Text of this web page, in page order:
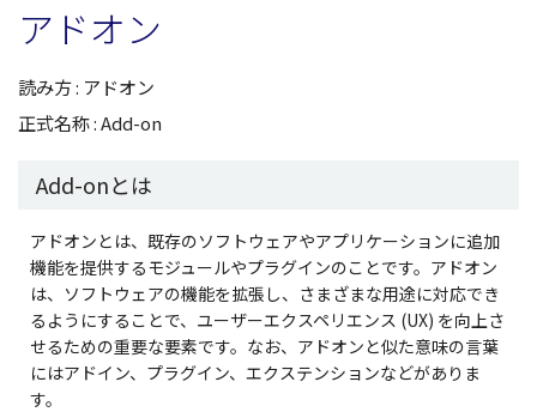
アドオン
読み方 : アドオン
正式名称 : Add-on
Add-onとは
アドオンとは、既存のソフトウェアやアプリケーションに追加
機能を提供するモジュールやプラグインのことです。アドオン
は、ソフトウェアの機能を拡張し、さまざまな用途に対応でき
るようにすることで、ユーザーエクスペリエンス (UX) を向上さ
せるための重要な要素です。なお、アドオンと似た意味の言葉
にはアドイン、プラグイン、エクステンションなどがありま
す。